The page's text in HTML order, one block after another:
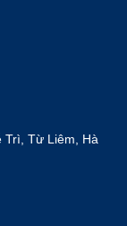
Trì, Từ Liêm, Hà